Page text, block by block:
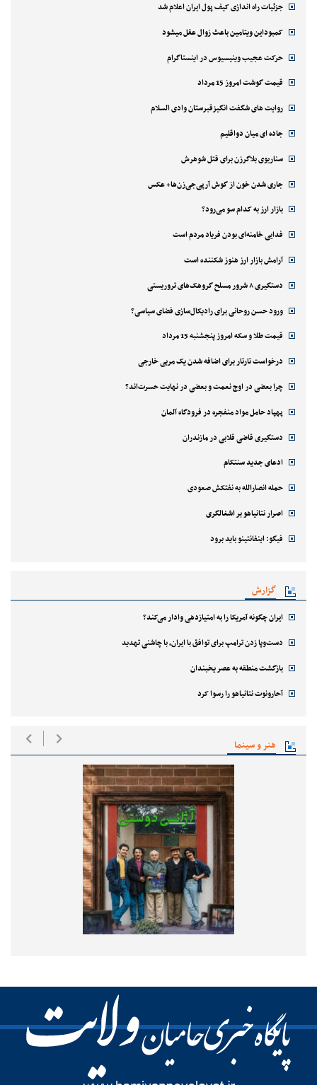
جزئیات راه اندازی کیف پول ایران اعلام شد
کمبوداین ویتامین باعث زوال عقل میشود
حرکت عجیب وینیسیوس در اینستاگرام
قیمت گوشت امروز 15 مرداد
روایت های شگفت انگیزقبرستان وادی السلام
جاده ای میان دواقلیم
سناریوی بلاگرزن برای قتل شوهرش
جاری شدن خون از گوش آرپی‌جی‌زن‌ها+ عکس
بازار ارز به کدام سو می‌رود؟
فدایی خامنه‌ای بودن فریاد مردم است
آرامش بازار ارز هنوز شکننده است
دستگیری ۸ شرور مسلح گروهک‌های تروریستی
ورود حسن روحانی برای رادیکال‌سازی فضای سیاسی؟
قیمت طلا و سکه امروز پنجشنبه 15 مرداد
درخواست تارتار برای اضافه شدن یک مربی خارجی
چرا بعضی در اوج نعمت و بعضی در نهایت حسرت‌اند؟
پهپاد حامل مواد منفجره در فرودگاه آلمان
دستگیری قاضی قلابی در مازندران
ادعای جدید سنتکام
حمله انصارالله به نفتکش صعودی
اصرار نتانیاهو بر اشغالگری
فیگو: اینفانتینو باید برود
گزارش
ایران چگونه آمریکا را به امتیازدهی وادار می‌کند؟
دست‌وپا زدن ترامپ برای توافق با ایران، با چاشنی تهدید
بازگشت منطقه به عصر یخبندان
آحارونوت نتانیاهو را رسوا کرد
هنر و سینما